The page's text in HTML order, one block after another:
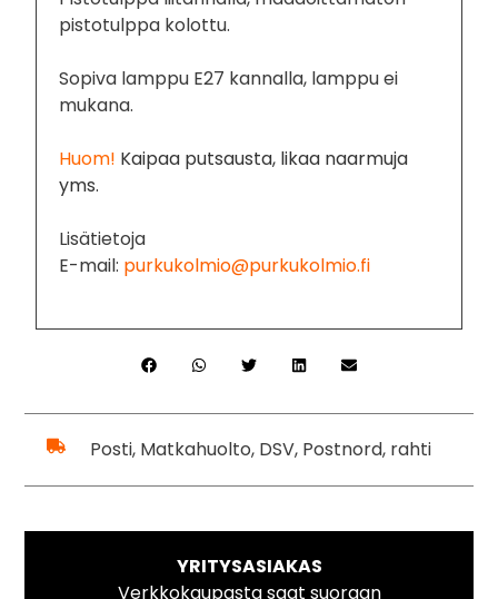
pistotulppa kolottu.
Sopiva lamppu E27 kannalla, lamppu ei
mukana.
Huom! Kaipaa putsausta, likaa naarmuja
yms.
Lisätietoja
E-mail: purkukolmio@purkukolmio.fi
Posti, Matkahuolto, DSV, Postnord, rahti
YRITYSASIAKAS
Verkkokaupasta saat suoraan